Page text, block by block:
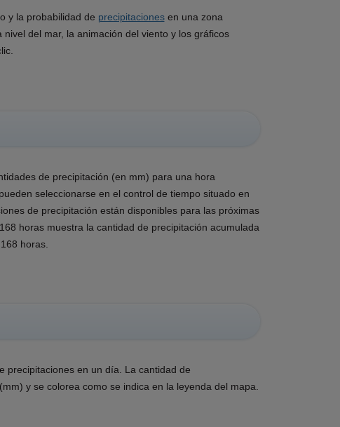
y la probabilidad de precipitacionesen una zona
del mar, la animación del viento y los gráficos
de precipitación (en mm) para una hora
seleccionarse en el control de tiempo situado en
de precipitación están disponibles para las próximas
horas muestra la cantidad de precipitación acumulada
horas.
precipitaciones en un día. La cantidad de
y se colorea como se indica en la leyenda del mapa.